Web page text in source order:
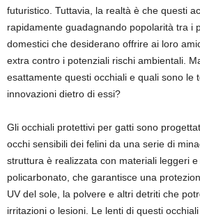
futuristico. Tuttavia, la realtà è che questi
rapidamente guadagnando popolarità tra i
domestici che desiderano offrire ai loro
extra contro i potenziali rischi ambientali.
esattamente questi occhiali e quali sono le
innovazioni dietro di essi?
Gli occhiali protettivi per gatti sono
occhi sensibili dei felini da una serie di
struttura è realizzata con materiali leggeri
policarbonato, che garantisce una
UV del sole, la polvere e altri detriti che
irritazioni o lesioni. Le lenti di questi